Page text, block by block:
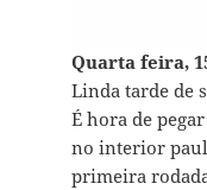
Quarta feira,
Linda tarde de
É hora de
no interior
primeira